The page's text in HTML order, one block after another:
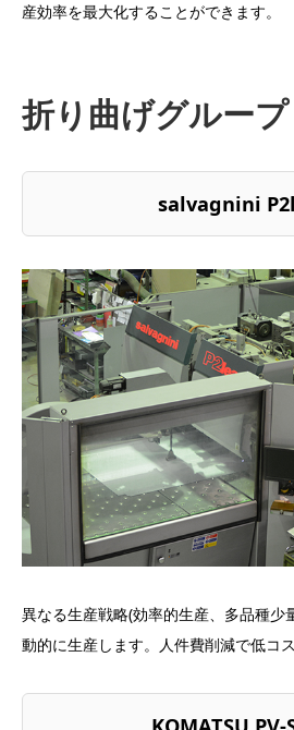
産効率を最大化することができます。
折り曲げグループ
salvagnini
異なる生産戦略(効率的生産、多品種少
動的に生産します。人件費削減で低コ